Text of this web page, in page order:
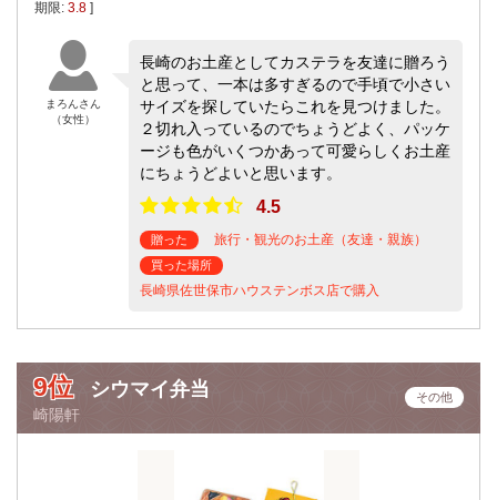
期限: 3.8 ]
まろんさん
（女性）
長崎のお土産としてカステラを友達に贈ろう
と思って、一本は多すぎるので手頃で小さい
サイズを探していたらこれを見つけました。
２切れ入っているのでちょうどよく、パッケ
ージも色がいくつかあって可愛らしくお土産
にちょうどよいと思います。
4.5
贈った 旅行・観光のお土産（友達・親族）
買った場所
長崎県佐世保市ハウステンボス店で購入
9位 シウマイ弁当
崎陽軒
その他